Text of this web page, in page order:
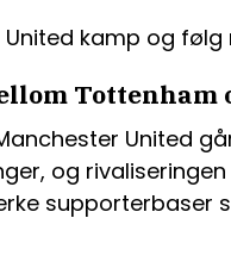
kamp og
Tottenham
United
og